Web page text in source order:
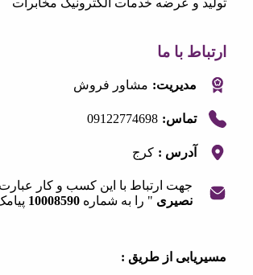
و عرضه خدمات الکترونیک مخابرات
با ما
مدیریت: مشاور فروش
تماس: 09122774698
آدرس : کرج
جهت ارتباط با این کسب و کار عبارت "هانیه
نصیری" را به شماره 10008590 پیامک نمایید.
از طریق :